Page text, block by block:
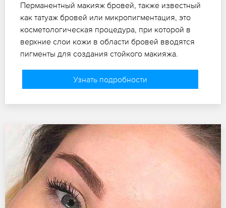
Перманентный макияж бровей, также известный
как татуаж бровей или микропигментация, это
косметологическая процедура, при которой в
верхние слои кожи в области бровей вводятся
пигменты для создания стойкого макияжа.
Узнать подробности